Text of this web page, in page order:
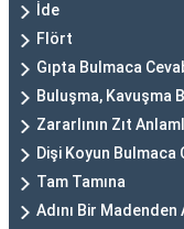
İde
Flört
Gıpta Bulmaca
Buluşma, Kavuşma
Zararlının Zıt
Dişi Koyun Bulmaca
Tam Tamına
Adını Bir